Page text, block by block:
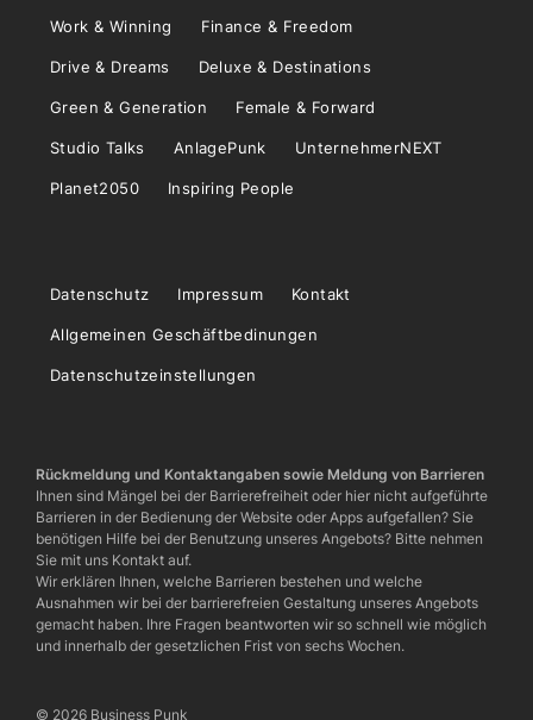
Work & Winning Finance & Freedom
Drive & Dreams Deluxe & Destinations
Green & Generation Female & Forward
Studio Talks AnlagePunk UnternehmerNEXT
Planet2050 Inspiring People
Datenschutz Impressum Kontakt
Allgemeinen Geschäftbedinungen
Datenschutzeinstellungen
Rückmeldung und Kontaktangaben sowie Meldung von Barrieren
Ihnen sind Mängel bei der Barrierefreiheit oder hier nicht aufgeführte
Barrieren in der Bedienung der Website oder Apps aufgefallen? Sie
benötigen Hilfe bei der Benutzung unseres Angebots? Bitte nehmen
Sie mit uns Kontakt auf.
Wir erklären Ihnen, welche Barrieren bestehen und welche
Ausnahmen wir bei der barrierefreien Gestaltung unseres Angebots
gemacht haben. Ihre Fragen beantworten wir so schnell wie möglich
und innerhalb der gesetzlichen Frist von sechs Wochen.
© 2026 Business Punk